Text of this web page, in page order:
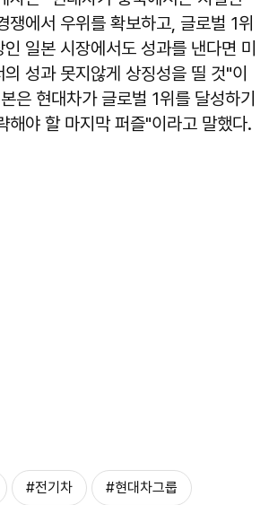
쟁에서 우위를 확보하고, 글로벌 1위
일본 시장에서도 성과를 낸다면 미
성과 못지않게 상징성을 띨 것"이
은 현대차가 글로벌 1위를 달성하기
해야 할 마지막 퍼즐"이라고 말했다.
#전기차 #현대차그룹